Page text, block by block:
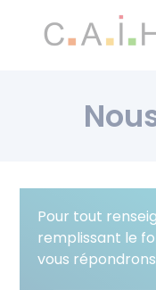
Panneau de gestion
Pour tout
remplissant le
vous